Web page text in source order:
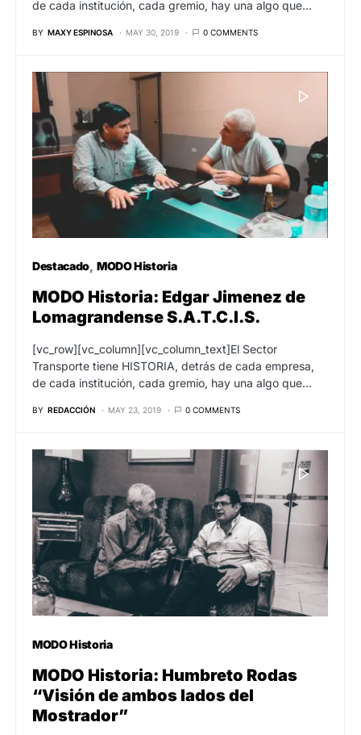
de cada institución, cada gremio, hay una algo que…
BY MAXY ESPINOSA MAY 30, 2019 0 COMMENTS
Destacado MODO Historia
MODO Historia: Edgar Jimenez de
Lomagrandense S.A.T.C.I.S.
[vc_row][vc_column][vc_column_text]El Sector
Transporte tiene HISTORIA, detrás de cada empresa,
de cada institución, cada gremio, hay una algo que…
BY REDACCIÓN MAY 23, 2019 0 COMMENTS
MODO Historia
MODO Historia: Humbreto Rodas
“Visión de ambos lados del
Mostrador”